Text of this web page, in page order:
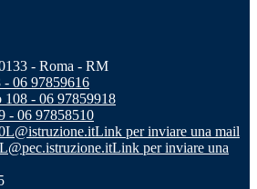
- Roma - RM
06 97859616
108 - 06 97859918
- 06 97858510
Link per inviare una mail
Link per inviare una